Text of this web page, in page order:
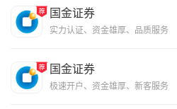
国金证券
实力认证、资金雄厚、品质服务
国金证券
极速开户、资金雄厚、新客服务